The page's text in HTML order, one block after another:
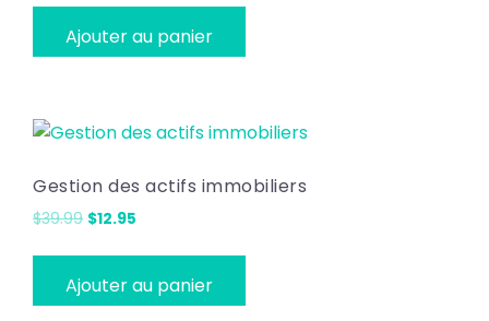
initial
était :
$29.99.
actuel
est :
$12.99.
Ajouter au panier
Gestion des actifs immobiliers
$39.99 Le
initial
était :
$39.99.
$12.95
actuel
est :
$12.95.
Ajouter au panier